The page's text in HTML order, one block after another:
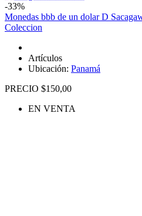
-33%
Monedas bbb de un dolar D
Coleccion
Artículos
Ubicación: Panamá
PRECIO $150,00
EN VENTA